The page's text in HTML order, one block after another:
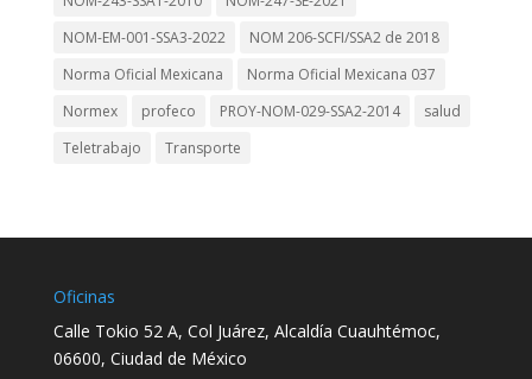
NOM-EM-001-SSA3-2022
NOM 206-SCFI/SSA2 de 2018
Norma Oficial Mexicana
Norma Oficial Mexicana 037
Normex
profeco PROY-NOM-029-SSA2-2014
salud
Teletrabajo
Transporte
Oficinas
Calle Tokio 52 A, Col Juárez, Alcaldía Cuauhtémoc,
06600, Ciudad de México